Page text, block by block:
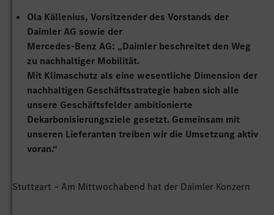
Ola Källenius, Vorsitzender des Vorstands der
Daimler AG sowie der
Mercedes-Benz AG: „Daimler beschreitet den Weg
zu nachhaltiger Mobilität.
Mit Klimaschutz als eine wesentliche Dimension der
nachhaltigen Geschäftsstrategie haben sich alle
unsere Geschäftsfelder ambitionierte
Dekarbonisierungsziele gesetzt. Gemeinsam mit
unseren Lieferanten treiben wir die Umsetzung aktiv
voran.“
Stuttgart – Am Mittwochabend hat der Daimler Konzern